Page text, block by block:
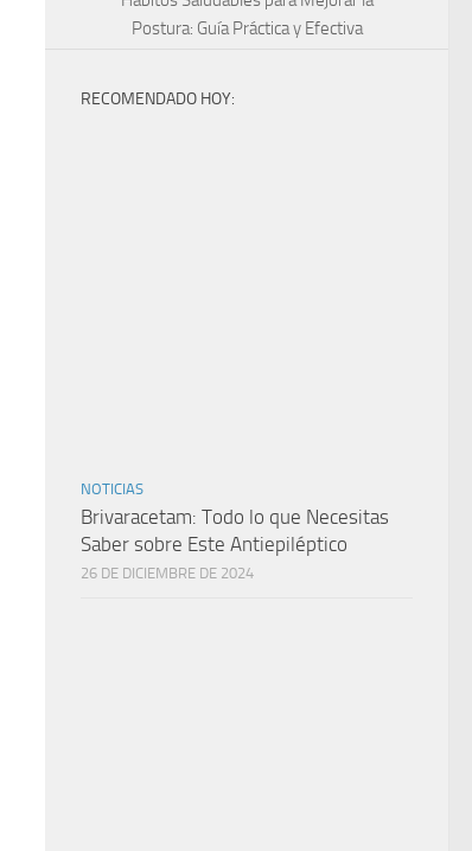
Postura: Guía Práctica y Efectiva
RECOMENDADO HOY:
NOTICIAS
Brivaracetam: Todo lo que Necesitas
Saber sobre Este Antiepiléptico
26 DE DICIEMBRE DE 2024